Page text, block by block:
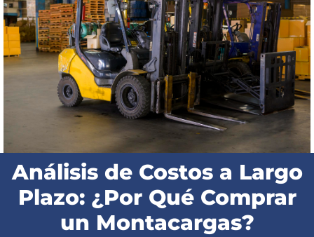
COLUMBIA
COMBILIFT
HOIST
MULTILIFT
BLOG
CONTACTO
Análisis de Costos a Largo
Plazo: ¿Por Qué Comprar
un Montacargas?